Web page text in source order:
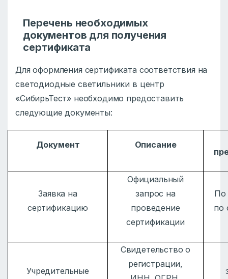
Перечень необходимых
документов для получения
сертификата
Для оформления сертификата соответствия на
светодиодные светильники в центр
«СибирьТест» необходимо предоставить
следующие документы:
Документ Описание
Заявка на
сертификацию
Официальный
запрос на
проведение
сертификации
По
по
Учредительные
Свидетельство о
регистрации,